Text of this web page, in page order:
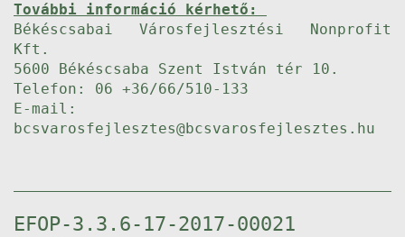
További információ kérhető:
Békéscsabai Városfejlesztési Nonprofit
Kft.
5600 Békéscsaba Szent István tér 10.
Telefon: 06 +36/66/510-133
E-mail:
bcsvarosfejlesztes@bcsvarosfejlesztes.hu
EFOP-3.3.6-17-2017-00021